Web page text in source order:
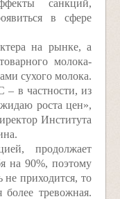
санкций,
в сфере
на рынке, а
молока-
сухого молока.
– в частности, из
роста цен»,
Института
продолжает
на 90%, поэтому
не приходится, то
более тревожная.